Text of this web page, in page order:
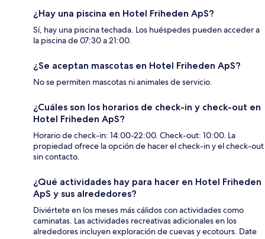
¿Hay una piscina en Hotel Friheden ApS?
Sí, hay una piscina techada. Los huéspedes pueden acceder a
la piscina de 07:30 a 21:00.
¿Se aceptan mascotas en Hotel Friheden ApS?
No se permiten mascotas ni animales de servicio.
¿Cuáles son los horarios de check-in y check-out en
Hotel Friheden ApS?
Horario de check-in: 14:00-22:00. Check-out: 10:00. La
propiedad ofrece la opción de hacer el check-in y el check-out
sin contacto.
¿Qué actividades hay para hacer en Hotel Friheden
ApS y sus alrededores?
Diviértete en los meses más cálidos con actividades como
caminatas. Las actividades recreativas adicionales en los
alrededores incluyen exploración de cuevas y ecotours. Date